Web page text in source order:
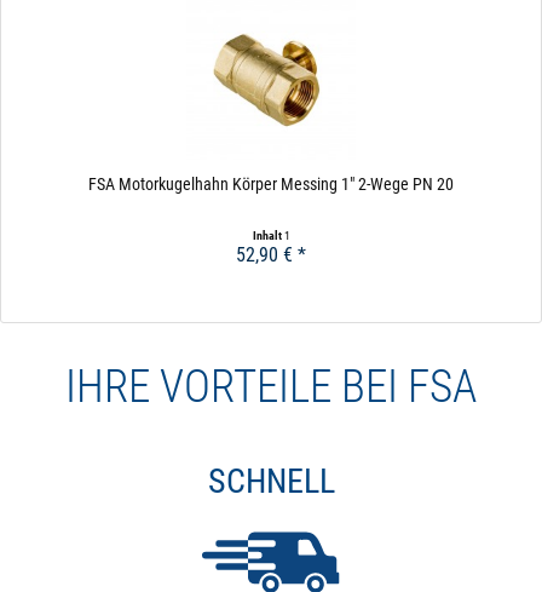
schnelles Schalten: Magnetventil 10 Sekunden
benötigt wenig Platz
AUSSCHLUSSKRITERIEN FÜR
FSA Motorkugelhahn Körper Messing 1" 2-Wege PN 20
Inhalt1
52,90 € *
IHRE VORTEILE BEI FSA
SCHNELL